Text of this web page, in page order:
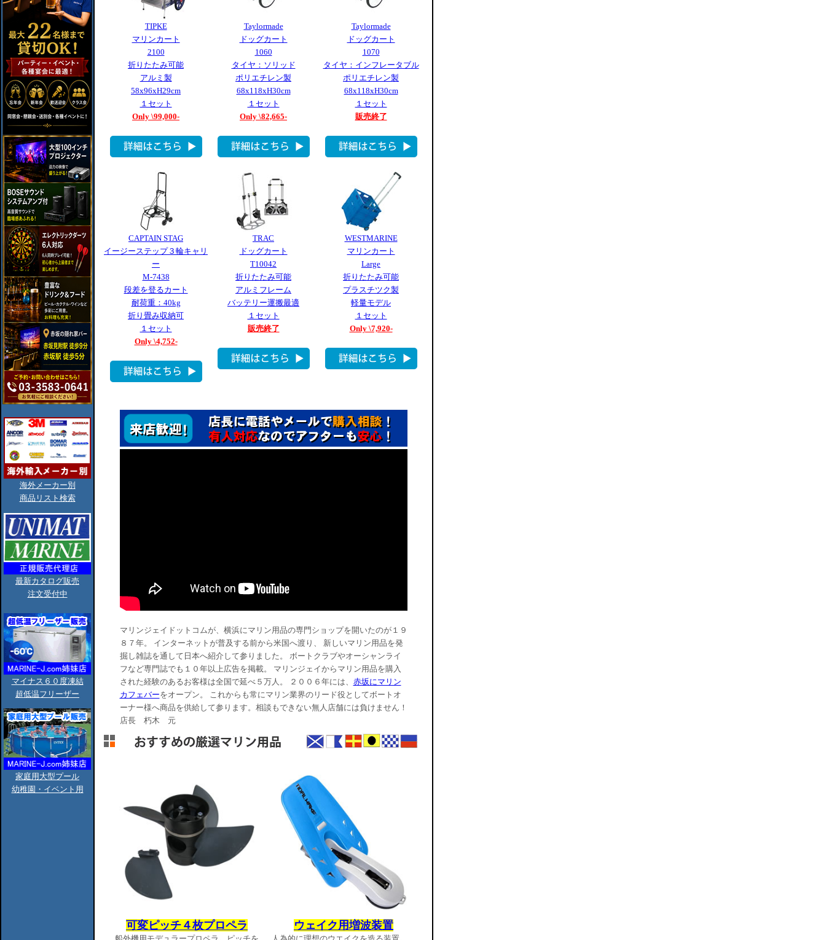
海外メーカー別
商品リスト検索
最新カタログ販売
注文受付中
マイナス６０度凍結
超低温フリーザー
家庭用大型プール
幼稚園・イベント用
TIPKE
マリンカート
2100
折りたたみ可能
アルミ製
58x96xH29cm
１セット
Only \99,000-
Taylormade
ドッグカート
1060
タイヤ：ソリッド
ポリエチレン製
68x118xH30cm
１セット
Only \82,665-
Taylormade
ドッグカート
1070
タイヤ：インフレータブル
ポリエチレン製
68x118xH30cm
１セット
販売終了
CAPTAIN STAG
イージーステップ３輪キャリ
ー
M-7438
段差を登るカート
耐荷重：40kg
折り畳み収納可
１セット
Only \4,752-
TRAC
ドッグカート
T10042
折りたたみ可能
アルミフレーム
バッテリー運搬最適
１セット
販売終了
WESTMARINE
マリンカート
Large
折りたたみ可能
プラスチツク製
軽量モデル
１セット
Only \7,920-
マリンジェイドットコムが、横浜にマリン用品の専門ショップを開いたのが１９
８７年。 インターネットが普及する前から米国へ渡り、 新しいマリン用品を発
掘し雑誌を通して日本へ紹介して参りました。 ボートクラブやオーシャンライ
フなど専門誌でも１０年以上広告を掲載。 マリンジェイからマリン用品を購入
された経験のあるお客様は全国で延べ５万人。 ２００６年には、 赤坂にマリン
カフェバーをオープン。 これからも常にマリン業界のリード役としてボートオ
ーナー様へ商品を供給して参ります。相談もできない無人店舗には負けません！
店長 朽木 元